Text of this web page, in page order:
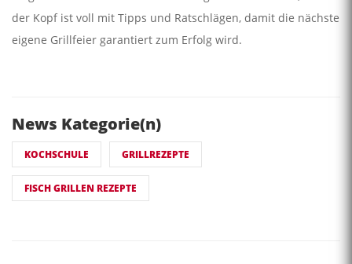
der Kopf ist voll mit Tipps und Ratschlägen, damit die nächste
eigene Grillfeier garantiert zum Erfolg wird.
News Kategorie(n)
KOCHSCHULE GRILLREZEPTE
FISCH GRILLEN REZEPTE